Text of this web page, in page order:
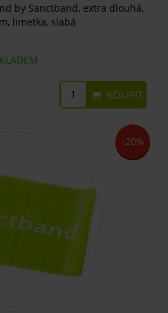
by Sanctband, extra dlouhá,
limetka, slabá
KOUPIT
-20%